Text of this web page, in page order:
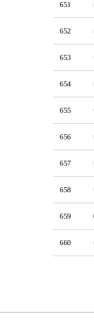
651
652
653
654
655
656
657
658
659
660